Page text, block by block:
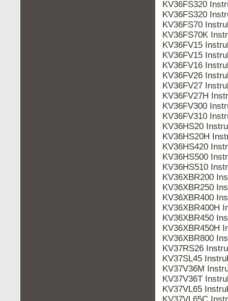
KV36FS320
KV36FS320
KV36FS70
KV36FS70K
KV36FV15
KV36FV15
KV36FV16
KV36FV26
KV36FV27
KV36FV27H
KV36FV300
KV36FV310
KV36HS20
KV36HS20H
KV36HS420
KV36HS500
KV36HS510
KV36XBR200
KV36XBR250
KV36XBR400
KV36XBR400H
KV36XBR450
KV36XBR450H
KV36XBR800
KV37RS26
KV37SL45
KV37V36M
KV37V36T
KV37VL65